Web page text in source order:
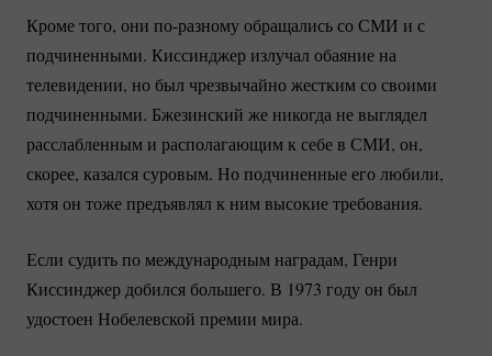
Кроме того, они по-разномуобращались со СМИ и с
подчиненными. Киссинджер излучал обаяние на
телевидении, но был чрезвычайно жестким со своими
подчиненными. Бжезинский же никогда не выглядел
расслабленным и располагающим к себе в СМИ, он,
скорее, казался суровым. Но подчиненные его любили,
хотя он тоже предъявлял к ним высокие требования.
Если судить по международным наградам, Генри
Киссинджер добился большего. В 1973 году он был
удостоен Нобелевской премии мира.